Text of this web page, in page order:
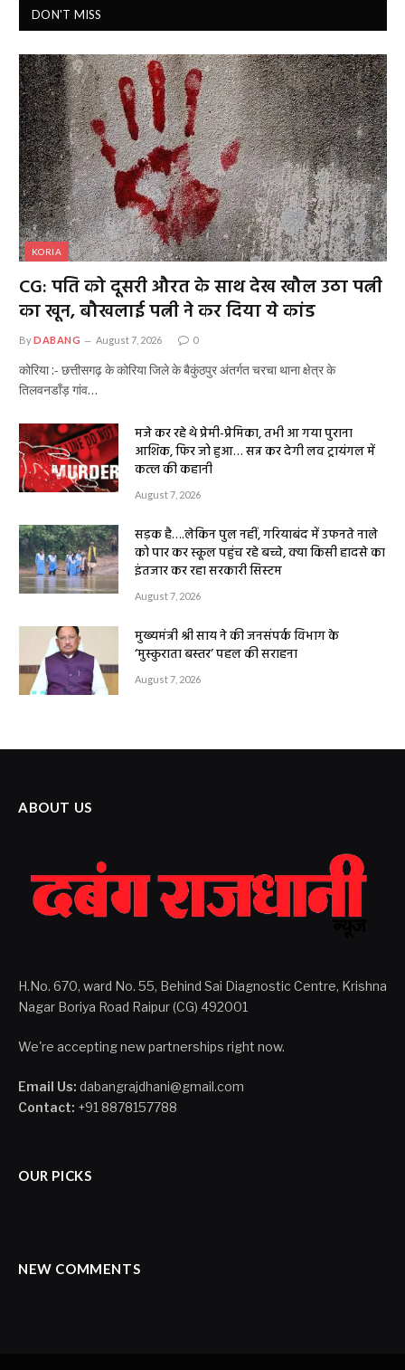
DON'T MISS
KORIA
CG: पति को दूसरी औरत के साथ देख खौल उठा पत्नी
का खून, बौखलाई पत्नी ने कर दिया ये कांड
ByDABANG August 7, 2026 0
कोरिया :- छत्तीसगढ़ के कोरिया जिले के बैकुंठपुर अंतर्गत चरचा थाना क्षेत्र के
तिलवनडाँड़ गांव…
मजे कर रहे थे प्रेमी-प्रेमिका, तभी आ गया पुराना
आशिक, फिर जो हुआ… सन्न कर देगी लव ट्रायंगल में
कत्ल की कहानी
August 7, 2026
सड़क है….लेकिन पुल नहीं, गरियाबंद में उफनते नाले
को पार कर स्कूल पहुंच रहे बच्चे, क्या किसी हादसे का
इंतजार कर रहा सरकारी सिस्टम
August 7, 2026
मुख्यमंत्री श्री साय ने की जनसंपर्क विभाग के
‘मुस्कुराता बस्तर’ पहल की सराहना
August 7, 2026
ABOUT US
H.No. 670, ward No. 55, Behind Sai Diagnostic Centre, Krishna
Nagar Boriya Road Raipur (CG) 492001
We're accepting new partnerships right now.
Email Us: dabangrajdhani@gmail.com
Contact: +91 8878157788
OUR PICKS
NEW COMMENTS